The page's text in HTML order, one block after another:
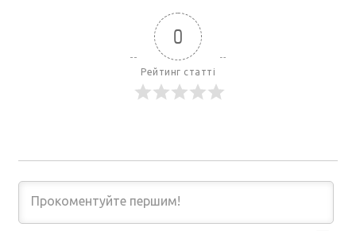
0
Рейтинг статті